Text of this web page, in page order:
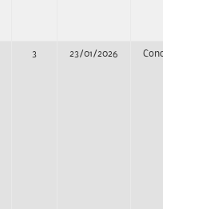
3 23/01/2026 Concurso